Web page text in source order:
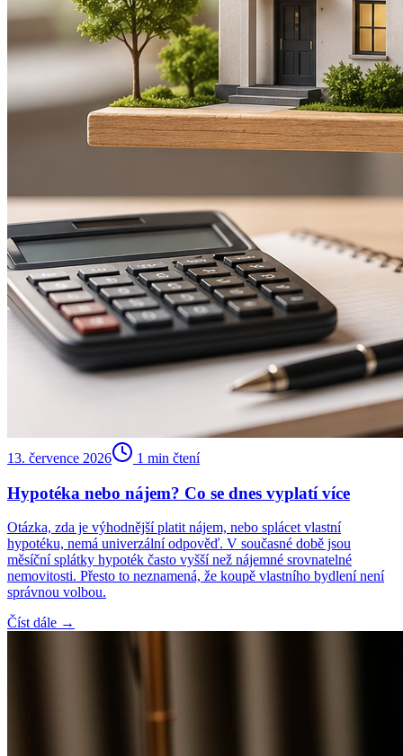
13. července 2026 1 min čtení
Hypotéka nebo nájem? Co se dnes vyplatí více
Otázka, zda je výhodnější platit nájem, nebo splácet vlastní
hypotéku, nemá univerzální odpověď. V současné době jsou
měsíční splátky hypoték často vyšší než nájemné srovnatelné
nemovitosti. Přesto to neznamená, že koupě vlastního bydlení není
správnou volbou.
Číst dále →